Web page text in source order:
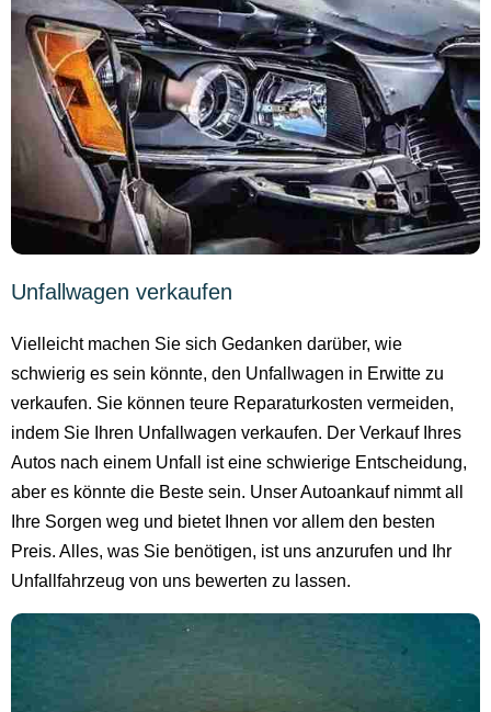
Unfallwagen verkaufen
Vielleicht machen Sie sich Gedanken darüber, wie
schwierig es sein könnte, den Unfallwagen in Erwitte zu
verkaufen. Sie können teure Reparaturkosten vermeiden,
indem Sie Ihren Unfallwagen verkaufen. Der Verkauf Ihres
Autos nach einem Unfall ist eine schwierige Entscheidung,
aber es könnte die Beste sein. Unser Autoankauf nimmt all
Ihre Sorgen weg und bietet Ihnen vor allem den besten
Preis. Alles, was Sie benötigen, ist uns anzurufen und Ihr
Unfallfahrzeug von uns bewerten zu lassen.